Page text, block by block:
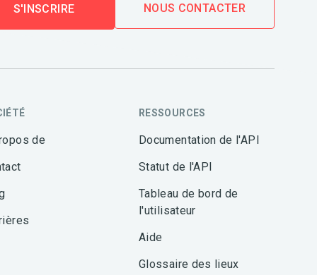
S'INSCRIRE NOUS CONTACTER
de
RESSOURCES
Documentation de l'API
Statut de l'API
Tableau de bord de
l'utilisateur
Aide
Glossaire des lieux